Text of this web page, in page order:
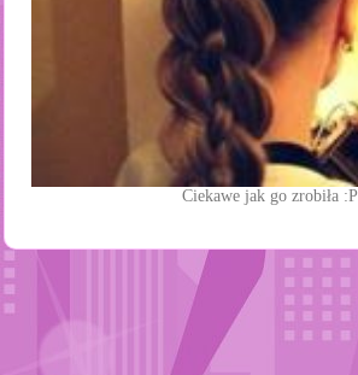
Ciekawe jak go zrobiła :P